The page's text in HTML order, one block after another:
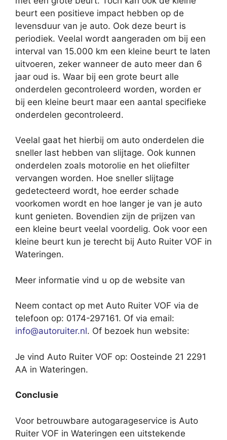
beurt een positieve impact hebben op de
levensduur van je auto. Ook deze beurt is
periodiek. Veelal wordt aangeraden om bij een
interval van 15.000 km een kleine beurt te laten
uitvoeren, zeker wanneer de auto meer dan 6
jaar oud is. Waar bij een grote beurt alle
onderdelen gecontroleerd worden, worden er
bij een kleine beurt maar een aantal specifieke
onderdelen gecontroleerd.
Veelal gaat het hierbij om auto onderdelen die
sneller last hebben van slijtage. Ook kunnen
onderdelen zoals motorolie en het oliefilter
vervangen worden. Hoe sneller slijtage
gedetecteerd wordt, hoe eerder schade
voorkomen wordt en hoe langer je van je auto
kunt genieten. Bovendien zijn de prijzen van
een kleine beurt veelal voordelig. Ook voor een
kleine beurt kun je terecht bij Auto Ruiter VOF in
Wateringen.
Meer informatie vind u op de website van
Neem contact op met Auto Ruiter VOF via de
telefoon op: 0174-297161. Of via email:
info@autoruiter.nl. Of bezoek hun website:
Je vind Auto Ruiter VOF op: Oosteinde 21 2291
AA in Wateringen.
Conclusie
Voor betrouwbare autogarageservice is Auto
Ruiter VOF in Wateringen een uitstekende